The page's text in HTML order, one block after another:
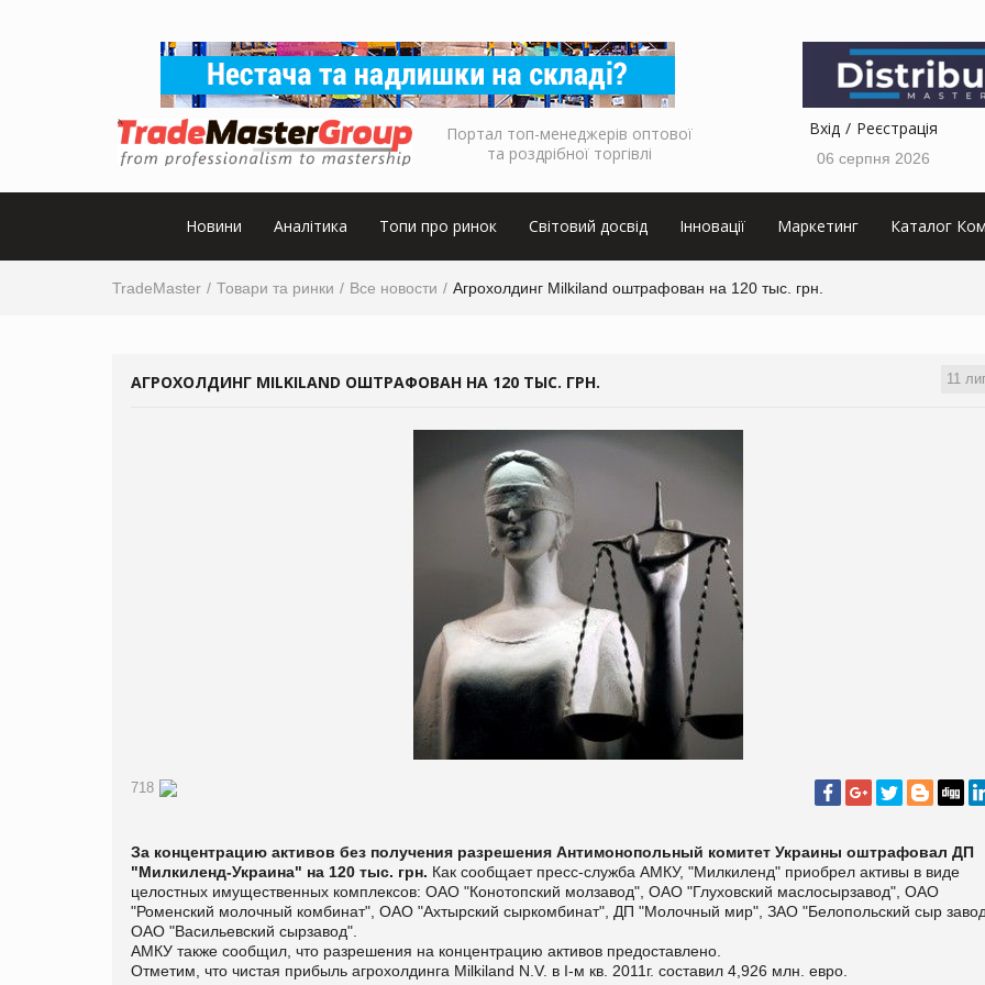
Портал топ-менеджерів оптової
та роздрібної торгівлі
Вхід Реєстрація
06 серпня 2026
Новини Аналітика Топи про ринок Світовий досвід Інновації Маркетинг Каталог
TradeMaster Товари та ринки Все новости Агрохолдинг Milkiland оштрафован на 120 тыс. грн.
11
АГРОХОЛДИНГ MILKILAND ОШТРАФОВАН НА 120 ТЫС. ГРН.
718
За концентрацию активов без получения разрешения Антимонопольный комитет Украины оштрафовал ДП
"Милкиленд-Украина" на 120 тыс. грн. Как сообщает пресс-служба АМКУ, "Милкиленд" приобрел активы в виде
целостных имущественных комплексов: ОАО "Конотопский молзавод", ОАО "Глуховский маслосырзавод", ОАО
"Роменский молочный комбинат", ОАО "Ахтырский сыркомбинат", ДП "Молочный мир", ЗАО "Белопольский сыр
ОАО "Васильевский сырзавод".
АМКУ также сообщил, что разрешения на концентрацию активов предоставлено.
Отметим, что чистая прибыль агрохолдинга Milkiland N.V. в I-м кв. 2011г. составил 4,926 млн. евро.